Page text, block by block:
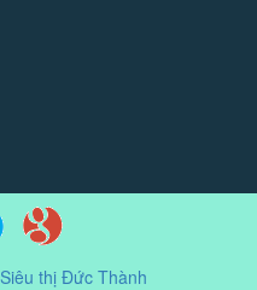
Siêu thị Đức Thành